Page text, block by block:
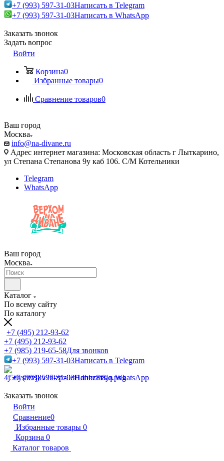
+7 (993) 597-31-03Написать в Telegram
+7 (993) 597-31-03Написать в WhatsApp
Заказать звонок
Задать вопрос
Войти
Корзина0
Избранные товары0
Сравнение товаров0
Ваш город
Москва
info@na-divane.ru
Адрес интернет магазина: Московская область г Лыткарино,
ул Степана Степанова 9у каб 106. С/М Котельники
Telegram
WhatsApp
Ваш город
Москва
Каталог
По всему сайту
По каталогу
+7 (495) 212-93-62
+7 (495) 212-93-62
+7 (985) 219-65-58Для звонков
+7 (993) 597-31-03Написать в Telegram
+7 (993) 597-31-03Написать в WhatsApp
Заказать звонок
Войти
Сравнение0
Избранные товары 0
Корзина 0
Каталог товаров